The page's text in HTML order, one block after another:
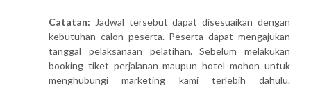
Catatan: Jadwal tersebut dapat disesuaikan dengan
kebutuhan calon peserta. Peserta dapat mengajukan
tanggal pelaksanaan pelatihan. Sebelum melakukan
booking tiket perjalanan maupun hotel mohon untuk
menghubungi marketing kami terlebih dahulu.